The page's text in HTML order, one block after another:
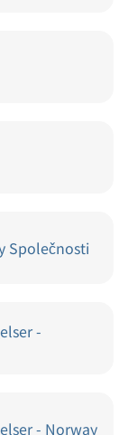
Společnosti
-
- Norway